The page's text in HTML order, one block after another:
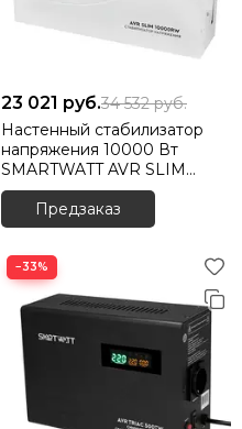
23 021 руб.34 532руб.
Настенный стабилизатор
напряжения 10000 Вт
SMARTWATT AVR SLIM
10000RW
Предзаказ
−33%